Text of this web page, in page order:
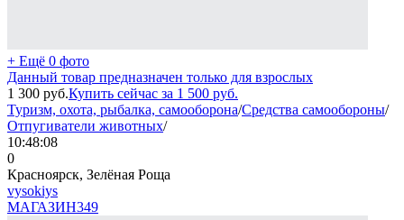
+ Ещё 0 фото
Данный товар предназначен только для взрослых
1 300 руб.Купить сейчас за 1 500 руб.
Туризм, охота, рыбалка, самооборона/Средства самообороны/
Отпугиватели животных/
10:48:08
0
Красноярск, Зелёная Роща
vysokiys
МАГАЗИН349